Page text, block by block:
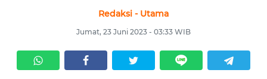
Redaksi - Utama
Jumat, 23 Juni 2023 - 03:33 WIB
SERBA-
SERBI